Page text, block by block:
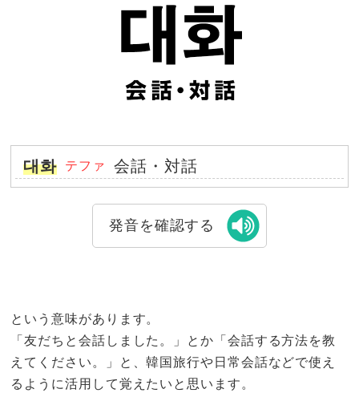
대화 テファ 会話・対話
発音を確認する
という意味があります。
「友だちと会話しました。」とか「会話する方法を教
えてください。」と、韓国旅行や日常会話などで使え
るように活用して覚えたいと思います。